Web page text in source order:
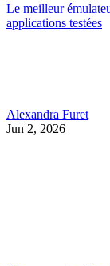
Le meilleur
applications testées
Alexandra Furet
Jun 2, 2026